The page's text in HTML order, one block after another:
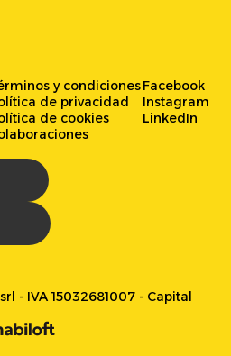
y condiciones
de privacidad
de cookies
Facebook
Instagram
LinkedIn
- IVA 15032681007 - Capital